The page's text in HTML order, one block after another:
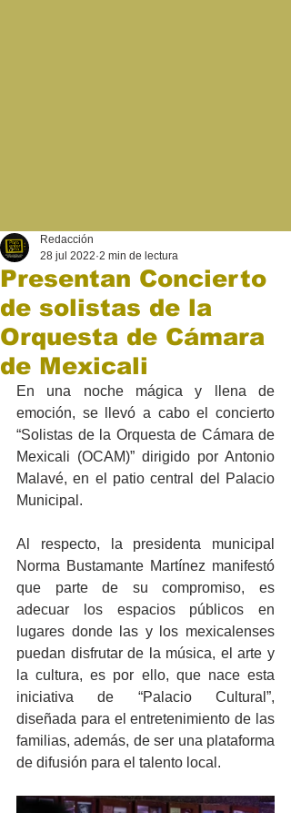
Presentan Concierto
de solistas de la
Orquesta de Cámara
de Mexicali
Redacción
28 jul 2022 2 min de lectura
En una noche mágica y llena de
emoción, se llevó a cabo el concierto
“Solistas de la Orquesta de Cámara de
Mexicali (OCAM)” dirigido por Antonio
Malavé, en el patio central del Palacio
Municipal.
Al respecto, la presidenta municipal
Norma Bustamante Martínez manifestó
que parte de su compromiso, es
adecuar los espacios públicos en
lugares donde las y los mexicalenses
puedan disfrutar de la música, el arte y
la cultura, es por ello, que nace esta
iniciativa de “Palacio Cultural”,
diseñada para el entretenimiento de las
familias, además, de ser una plataforma
de difusión para el talento local.